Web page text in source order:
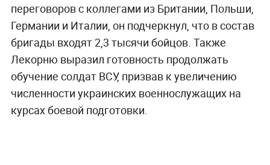
переговоров с коллегами из Британии, Польши,
Германии и Италии, он подчеркнул, что в состав
бригады входят 2,3 тысячи бойцов. Также
Лекорню выразил готовность продолжать
обучение солдат ВСУ, призвав к увеличению
численности украинских военнослужащих на
курсах боевой подготовки.